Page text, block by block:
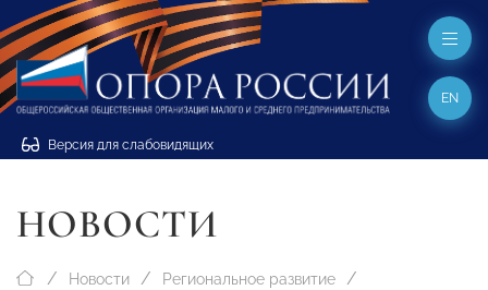
Версия для слабовидящих
EN
НОВОСТИ
Новости Региональное развитие